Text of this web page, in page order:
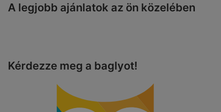
A legjobb ajánlatok az ön közelében
Kérdezze meg a baglyot!